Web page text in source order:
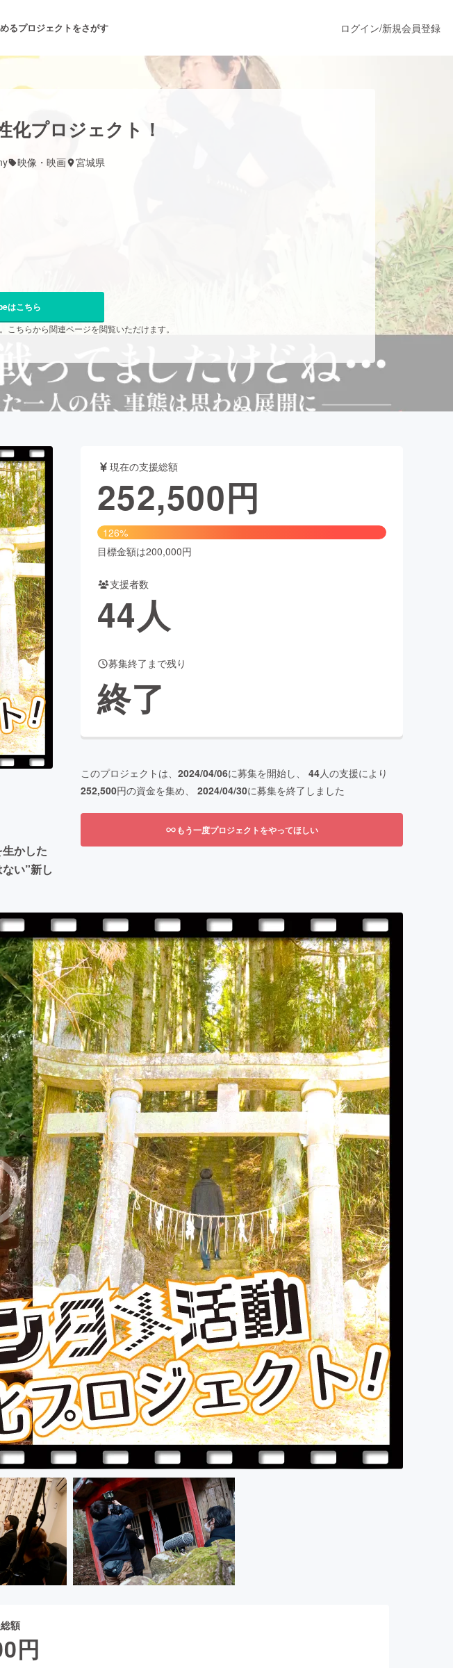
るプロジェクトをさがす
募集終了が近いプロジェクト
舞台・パフォーマンス
CAMPFIRE Creation
yaコミュニティ
ログイン/新規会員登録
化プロジェクト！
映像・映画 宮城県
はこちら
ちらから関連ページを閲覧いただけます。
かした
い”新し
現在の支援総額
252,500円
126%
目標金額は200,000円
支援者数
44人
募集終了まで残り
終了
このプロジェクトは、 2024/04/06に募集を開始し、 44人の支援により
252,500円の資金を集め、 2024/04/30に募集を終了しました
もう一度プロジェクトをやってほしい
額
円